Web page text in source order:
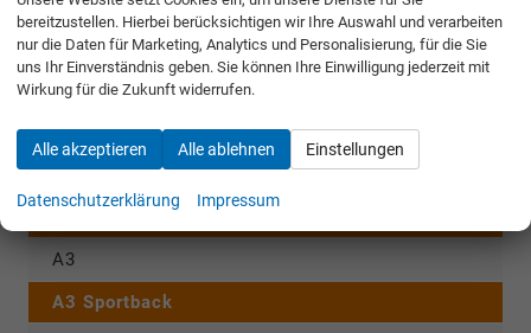
Fahrzeugnr.
Rückruf anfordern
AUDI
A3
A3 Sportback
bereitzustellen. Hierbei berücksichtigen wir Ihre Auswahl und verarbeiten
nur die Daten für Marketing, Analytics und Personalisierung, für die Sie
uns Ihr Einverständnis geben. Sie können Ihre Einwilligung jederzeit mit
Wirkung für die Zukunft widerrufen.
Alle akzeptieren Alle ablehnen Einstellungen
Datenschutzerklärung Impressum